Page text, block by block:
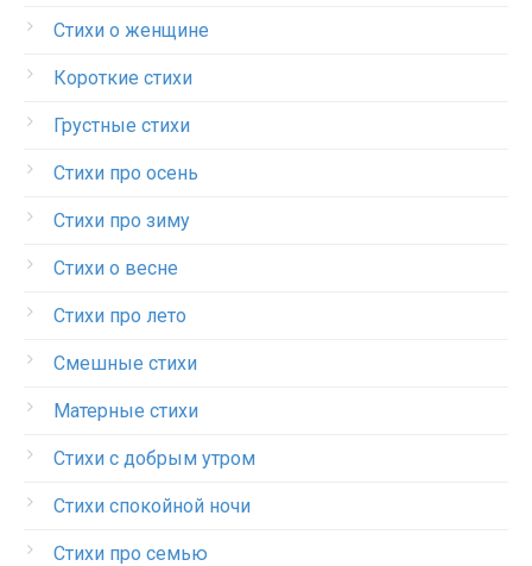
Стихи о женщине
Короткие стихи
Грустные стихи
Стихи про осень
Стихи про зиму
Стихи о весне
Стихи про лето
Смешные стихи
Матерные стихи
Стихи с добрым утром
Стихи спокойной ночи
Стихи про семью